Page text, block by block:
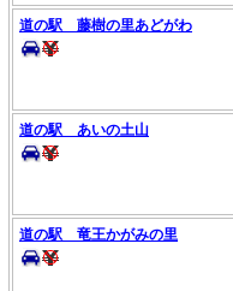
道の駅 藤樹の里あどがわ
道の駅 あいの土山
道の駅 竜王かがみの里